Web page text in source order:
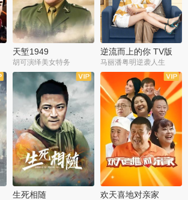
天堑1949
胡可演绎美女特务
逆流而上的你 TV版
马丽潘粤明逆袭人生
全21集
生死相随
全35集
欢天喜地对亲家